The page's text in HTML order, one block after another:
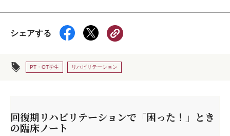
シェアする
PT・OT学生 リハビリテーション
回復期リハビリテーションで「困った！」とき
の臨床ノート